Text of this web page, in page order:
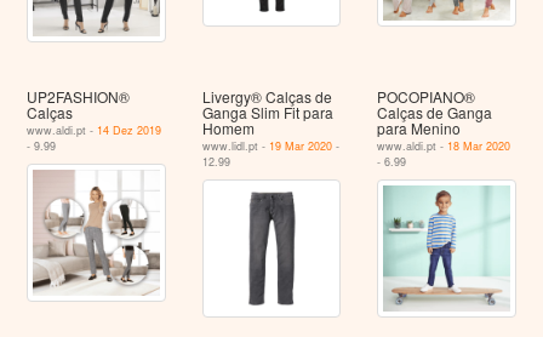
UP2FASHION®
Calças
www.aldi.pt - 14 Dez 2019
- 9.99
Livergy® Calças de
Ganga Slim Fit para
Homem
www.lidl.pt - 19 Mar 2020-
12.99
POCOPIANO®
Calças de Ganga
para Menino
www.aldi.pt - 18 Mar 2020
- 6.99